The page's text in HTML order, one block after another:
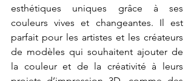
esthétiques uniques grâce à ses
couleurs vives et changeantes. Il est
parfait pour les artistes et les créateurs
de modèles qui souhaitent ajouter de
la couleur et de la créativité à leurs